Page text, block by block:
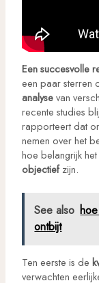
Een succesvolle
een paar sterren
analysevan
recente studies
rapporteert dat
nemen over het
hoe belangrijk
objectiefzijn.
See also
ontbijt
Ten eerste is de
verwachten